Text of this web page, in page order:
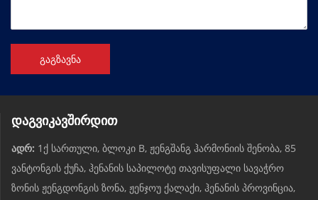
გაგზავნა
დაგვიკავშირდით
ადრ: 1ქ სართული, ბლოკი B, ჟენგშანგ ჰარმონიის შენობა, 85
ვანტონგის ქუჩა, ჰენანის საპილოტე თავისუფალი სავაჭრო
ზონის ჟენგდონგის ზონა, ჟენჯოუ ქალაქი, ჰენანის პროვინცია,